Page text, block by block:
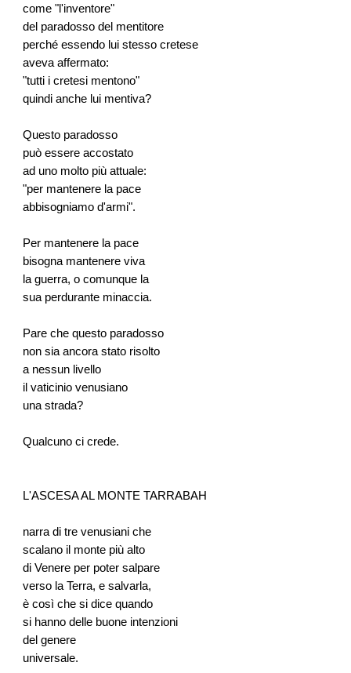
come "l'inventore"
del paradosso del mentitore
perché essendo lui stesso cretese
aveva affermato:
"tutti i cretesi mentono"
quindi anche lui mentiva?
Questo paradosso
può essere accostato
ad uno molto più attuale:
"per mantenere la pace
abbisogniamo d'armi".
Per mantenere la pace
bisogna mantenere viva
la guerra, o comunque la
sua perdurante minaccia.
Pare che questo paradosso
non sia ancora stato risolto
a nessun livello
il vaticinio venusiano
una strada?
Qualcuno ci crede.
L'ASCESA AL MONTE TARRABAH
narra di tre venusiani che
scalano il monte più alto
di Venere per poter salpare
verso la Terra, e salvarla,
è così che si dice quando
si hanno delle buone intenzioni
del genere
universale.